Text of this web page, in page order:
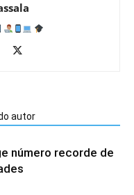
autor
número recorde de